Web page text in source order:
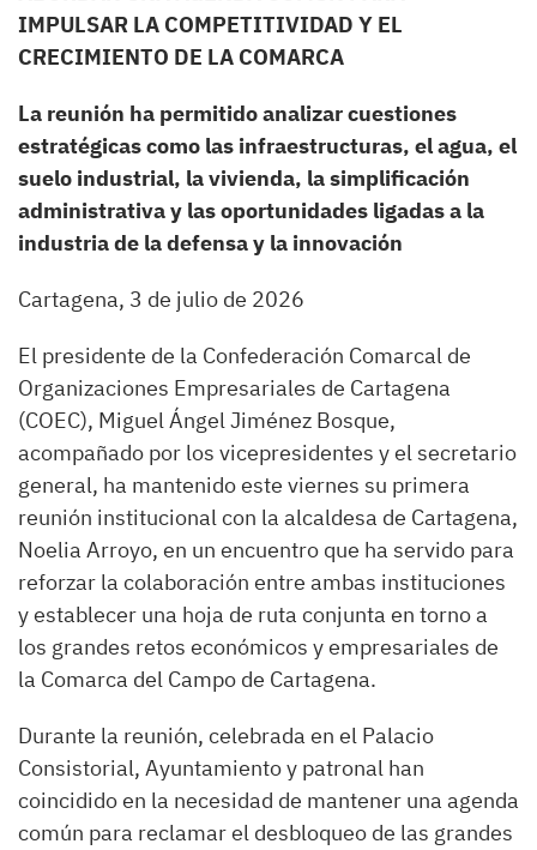
IMPULSAR LA COMPETITIVIDAD Y EL
CRECIMIENTO DE LA COMARCA
La reunión ha permitido analizar cuestiones
estratégicas como las infraestructuras, el agua, el
suelo industrial, la vivienda, la simplificación
administrativa y las oportunidades ligadas a la
industria de la defensa y la innovación
Cartagena, 3 de julio de 2026
El presidente de la Confederación Comarcal de
Organizaciones Empresariales de Cartagena
(COEC), Miguel Ángel Jiménez Bosque,
acompañado por los vicepresidentes y el secretario
general, ha mantenido este viernes su primera
reunión institucional con la alcaldesa de Cartagena,
Noelia Arroyo, en un encuentro que ha servido para
reforzar la colaboración entre ambas instituciones
y establecer una hoja de ruta conjunta en torno a
los grandes retos económicos y empresariales de
la Comarca del Campo de Cartagena.
Durante la reunión, celebrada en el Palacio
Consistorial, Ayuntamiento y patronal han
coincidido en la necesidad de mantener una agenda
común para reclamar el desbloqueo de las grandes